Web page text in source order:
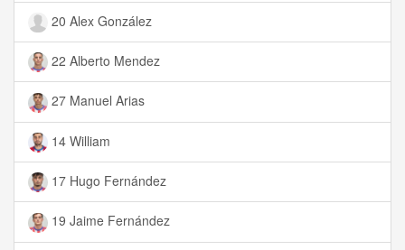
20 Alex González
22 Alberto Mendez
27 Manuel Arias
14 William
17 Hugo Fernández
19 Jaime Fernández